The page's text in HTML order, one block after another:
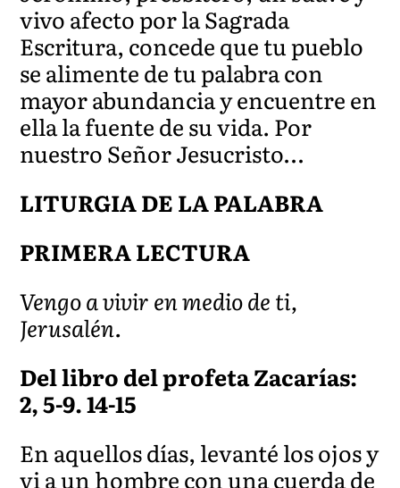
vivo afecto por la Sagrada
Escritura, concede que tu pueblo
se alimente de tu palabra con
mayor abundancia y encuentre en
ella la fuente de su vida. Por
nuestro Señor Jesucristo…
LITURGIA DE LA PALABRA
PRIMERA LECTURA
Vengo a vivir en medio de ti,
Jerusalén.
Del libro del profeta Zacarías:
2, 5-9. 14-15
En aquellos días, levanté los ojos y
vi a un hombre con una cuerda de